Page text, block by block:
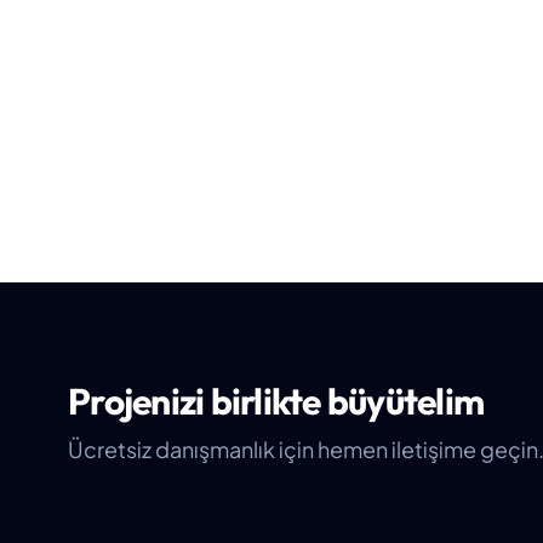
Projenizi birlikte büyütelim
Ücretsiz danışmanlık için hemen iletişime geçin.